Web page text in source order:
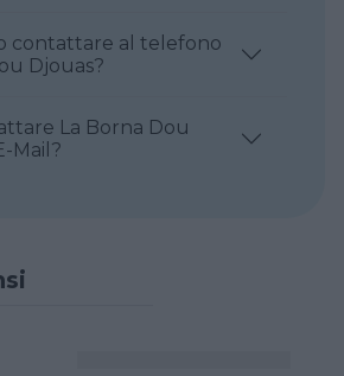
contattare al telefono
Djouas?
Dou
Mail?